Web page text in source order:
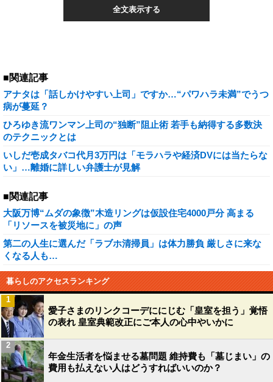
全文表示する
■関連記事
アナタは「話しかけやすい上司」ですか…“パワハラ未満”でうつ
病が蔓延？
ひろゆき流ワンマン上司の“独断”阻止術 若手も納得する多数決
のテクニックとは
いしだ壱成タバコ代月3万円は「モラハラや経済DVには当たらな
い」…離婚に詳しい弁護士が見解
■関連記事
大阪万博“ムダの象徴”木造リングは仮設住宅4000戸分 高まる
「リソースを被災地に」の声
第二の人生に選んだ「ラブホ清掃員」は体力勝負 厳しさに来な
くなる人も…
暮らしのアクセスランキング
愛子さまのリンクコーデににじむ「皇室を担う」覚悟
の表れ 皇室典範改正にご本人の心中やいかに
1
年金生活者を悩ませる墓問題 維持費も「墓じまい」の
費用も払えない人はどうすればいいのか？
2